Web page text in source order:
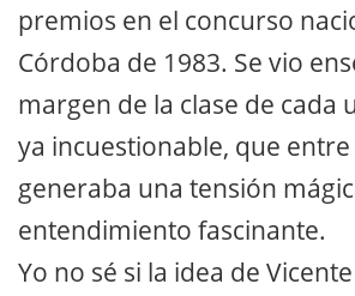
premios en el concurso
Córdoba de 1983. Se vio
margen de la clase de cada
ya incuestionable, que entre
generaba una tensión
entendimiento fascinante.
Yo no sé si la idea de